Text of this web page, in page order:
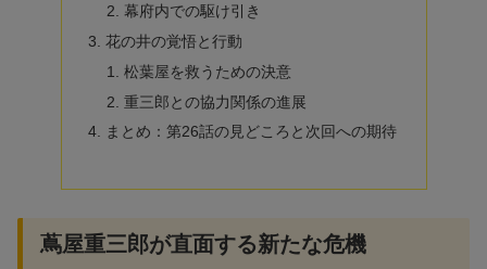
幕府内での駆け引き
花の井の覚悟と行動
松葉屋を救うための決意
重三郎との協力関係の進展
まとめ：第26話の見どころと次回への期待
蔦屋重三郎が直面する新たな危機